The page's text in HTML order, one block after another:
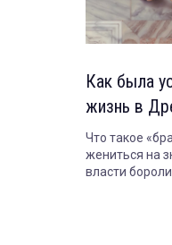
Как была
жизнь в
Что такое
жениться на
власти